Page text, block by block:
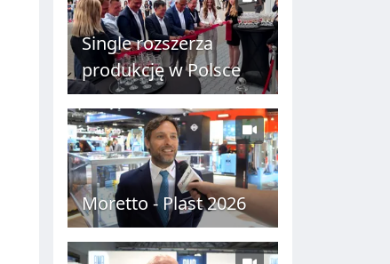
Single rozszerza
produkcję w Polsce
Moretto - Plast 2026